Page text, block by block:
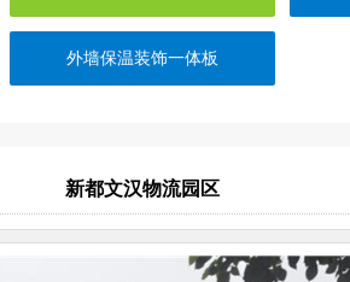
外墙保温装饰一体板
新都文汉物流园区